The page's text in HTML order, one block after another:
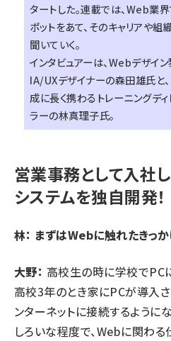
タートした。連載では、Web業
ポットをあて、そのキャリアや
聞いていく。
インタビュアーは、Webデザイ
IA/UXデザイナーの森田雄氏と
成に長く携わるトレーニングデ
ラーの林真理子氏。
営業事務として入社
システムを独自開発！
林： まずはWebに触れたきっか
大野： 高校生の時に学校でPC
高校3年のとき家にPCが導入さ
ンターネットに接続するように
しろいな程度で、Webに関わ